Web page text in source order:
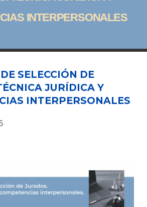
INTERPERSONALES
SELECCIÓN DE
JURÍDICA Y
INTERPERSONALES